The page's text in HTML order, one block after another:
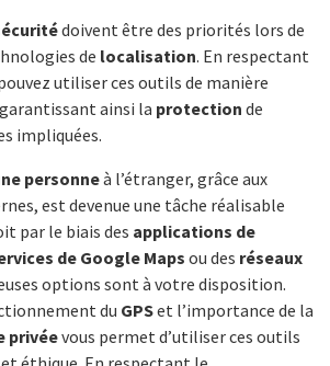
doivent être des priorités lors de
de localisation. En respectant
utiliser ces outils de manière
ainsi la protection de
impliquées.
personneà l’étranger, grâce aux
est devenue une tâche réalisable
par le biais des applications de
de Google Maps ou des réseaux
options sont à votre disposition.
du GPSet l’importance de la
privéevous permet d’utiliser ces outils